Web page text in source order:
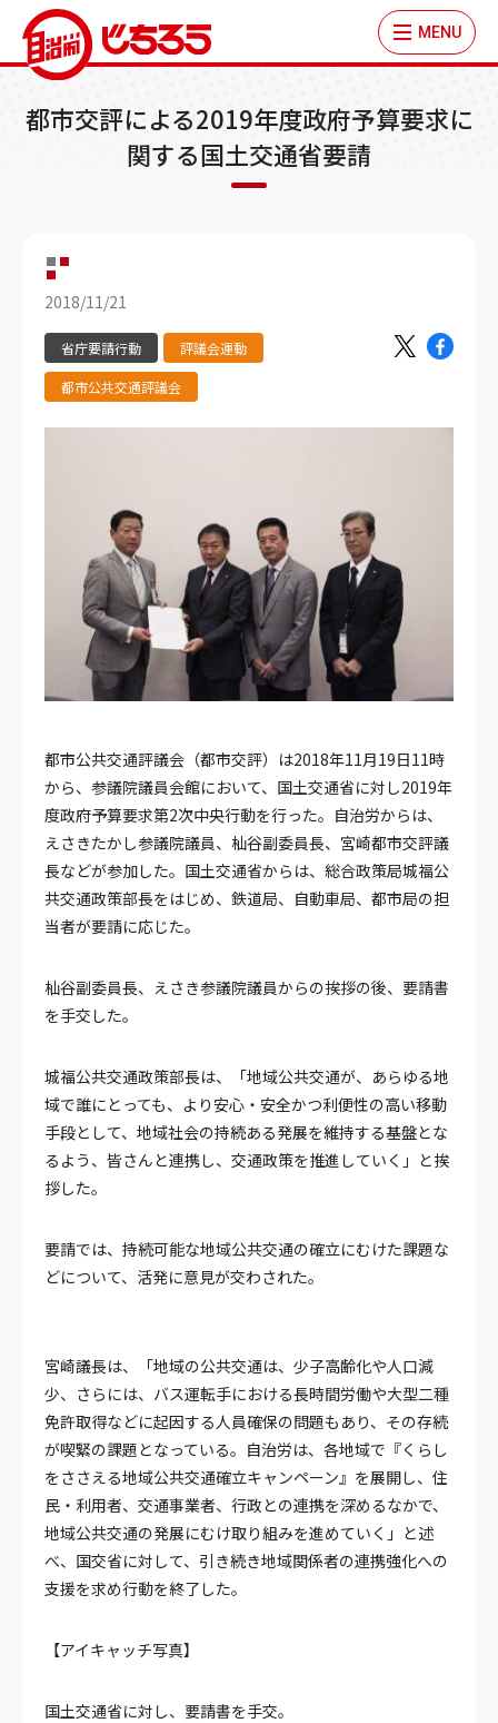
MENU
都市交評による2019年度政府予算要求に
関する国土交通省要請
2018/11/21
省庁要請行動 評議会運動
都市公共交通評議会
都市公共交通評議会（都市交評）は2018年11月19日11時
から、参議院議員会館において、国土交通省に対し2019年
度政府予算要求第2次中央行動を行った。自治労からは、
えさきたかし参議院議員、杣谷副委員長、宮崎都市交評議
長などが参加した。国土交通省からは、総合政策局城福公
共交通政策部長をはじめ、鉄道局、自動車局、都市局の担
当者が要請に応じた。
杣谷副委員長、えさき参議院議員からの挨拶の後、要請書
を手交した。
城福公共交通政策部長は、「地域公共交通が、あらゆる地
域で誰にとっても、より安心・安全かつ利便性の高い移動
手段として、地域社会の持続ある発展を維持する基盤とな
るよう、皆さんと連携し、交通政策を推進していく」と挨
拶した。
要請では、持続可能な地域公共交通の確立にむけた課題な
どについて、活発に意見が交わされた。
宮崎議長は、「地域の公共交通は、少子高齢化や人口減
少、さらには、バス運転手における長時間労働や大型二種
免許取得などに起因する人員確保の問題もあり、その存続
が喫緊の課題となっている。自治労は、各地域で『くらし
をささえる地域公共交通確立キャンペーン』を展開し、住
民・利用者、交通事業者、行政との連携を深めるなかで、
地域公共交通の発展にむけ取り組みを進めていく」と述
べ、国交省に対して、引き続き地域関係者の連携強化への
支援を求め行動を終了した。
【アイキャッチ写真】
国土交通省に対し、要請書を手交。